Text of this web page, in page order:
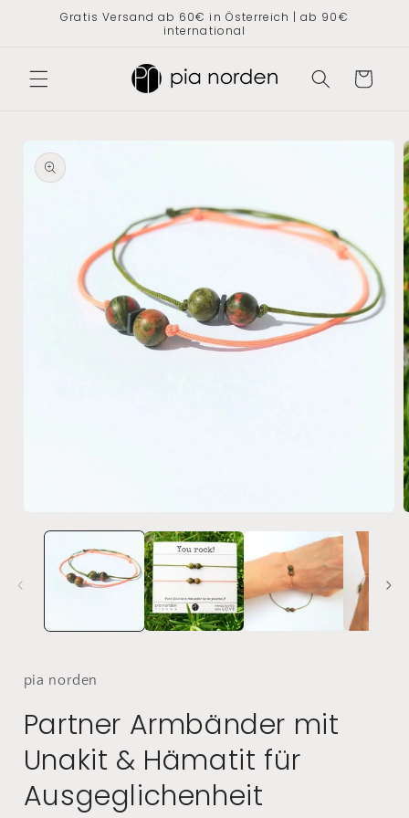
Gratis Versand ab 60€ in Österreich | ab 90€
international
Warenkorb
pia norden
Partner Armbänder mit
Unakit & Hämatit für
Ausgeglichenheit